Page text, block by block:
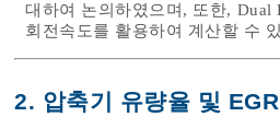
대하여 논의하였으며, 또한, Dual
회전속도를 활용하여 계산할 수
2. 압축기 유량율 및